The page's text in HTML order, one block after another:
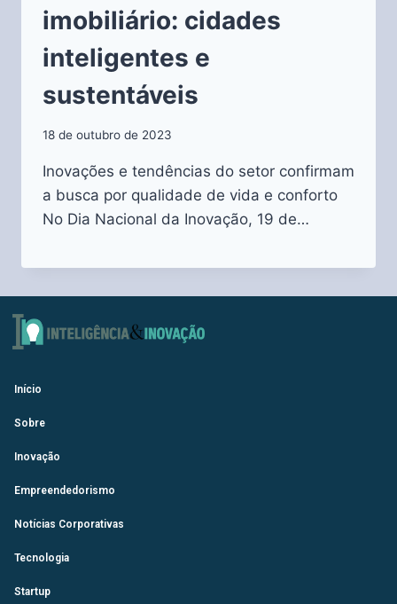
imobiliário: cidades
inteligentes e
sustentáveis
18 de outubro de 2023
Inovações e tendências do setor confirmam
a busca por qualidade de vida e conforto
No Dia Nacional da Inovação, 19 de…
Início
Sobre
Inovação
Empreendedorismo
Notícias Corporativas
Tecnologia
Startup